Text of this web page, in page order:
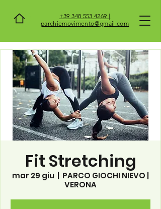
+39 348 553 4269 |
parchiemovimento@gmail.com
Fit Stretching
mar 29 giu
PARCO GIOCHI NIEVO |
VERONA